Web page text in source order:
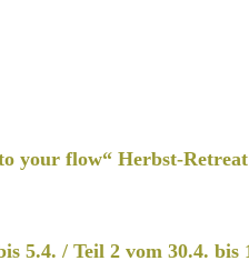
flow“ Herbst-Retreat
5.4. / Teil 2 vom 30.4. bis